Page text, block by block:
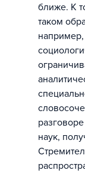
ближе. К
таком
наук,